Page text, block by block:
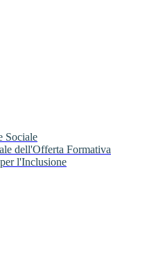
Sociale
dell'Offerta Formativa
l'Inclusione